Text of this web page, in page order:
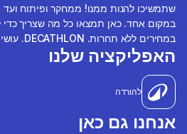
שתמשיכו להנות ממנו! ממחקר ופיתוח ועד
במקום אחד. כאן תמצאו כל מה שצריך כדי
במחירים ללא תחרות. DECATHLON. עושים ספורט יחד!
האפליקציה שלנו
להורדה
אנחנו גם כאן